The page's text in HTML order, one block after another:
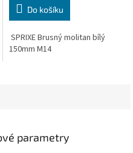
Do košíku
SPRIXE Brusný molitan bílý
150mm M14
parametry